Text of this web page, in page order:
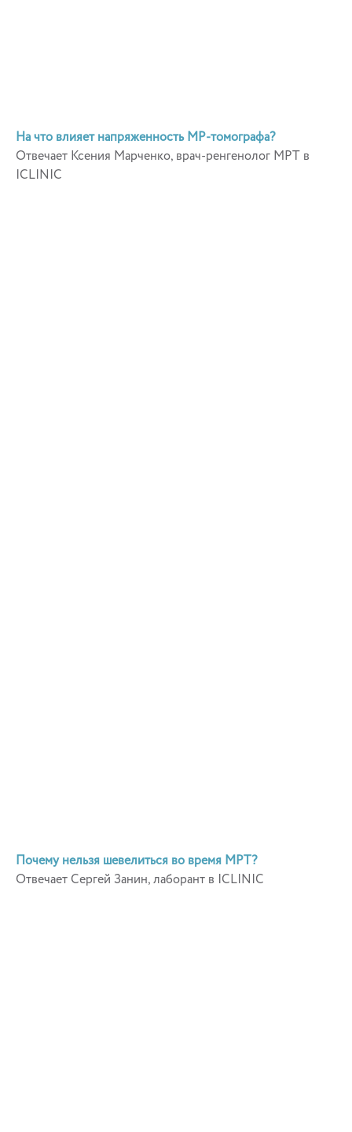
На что влияет напряженность МР-томографа?
Отвечает Ксения Марченко, врач-ренгенолог МРТ в
ICLINIC
Почему нельзя шевелиться во время МРТ?
Отвечает Сергей Занин, лаборант в ICLINIC